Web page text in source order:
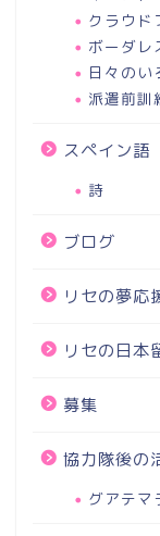
クラウド
ボーダレ
日々のい
派遣前訓
スペイン語
詩
ブログ
リセの夢応
リセの日本
募集
協力隊後の
グアテマ